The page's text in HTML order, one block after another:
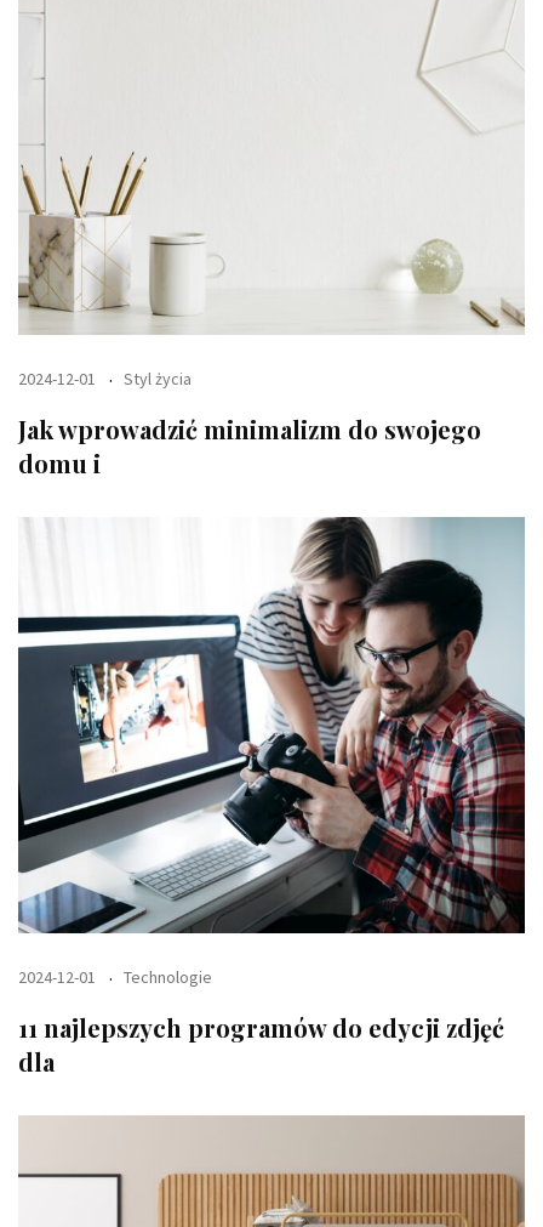
2024-12-01 Styl życia
Jak wprowadzić minimalizm do swojego
domu i
2024-12-01 Technologie
11 najlepszych programów do edycji zdjęć
dla